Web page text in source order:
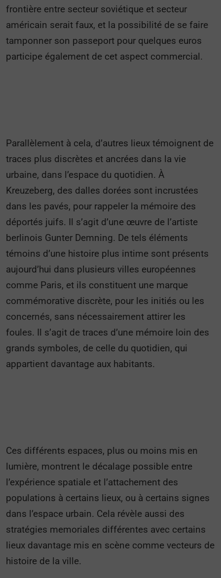
frontière entre secteur soviétique et secteur
américain serait faux, et la possibilité de se faire
tamponner son passeport pour quelques euros
participe également de cet aspect commercial.
Parallèlement à cela, d’autres lieux témoignent de
traces plus discrètes et ancrées dans la vie
urbaine, dans l’espace du quotidien. À
Kreuzeberg, des dalles dorées sont incrustées
dans les pavés, pour rappeler la mémoire des
déportés juifs. Il s’agit d’une œuvre de l’artiste
berlinois Gunter Demning. De tels éléments
témoins d’une histoire plus intime sont présents
aujourd’hui dans plusieurs villes européennes
comme Paris, et ils constituent une marque
commémorative discrète, pour les initiés ou les
concernés, sans nécessairement attirer les
foules. Il s’agit de traces d’une mémoire loin des
grands symboles, de celle du quotidien, qui
appartient davantage aux habitants.
Ces différents espaces, plus ou moins mis en
lumière, montrent le décalage possible entre
l’expérience spatiale et l’attachement des
populations à certains lieux, ou à certains signes
dans l’espace urbain. Cela révèle aussi des
stratégies memoriales différentes avec certains
lieux davantage mis en scène comme vecteurs de
histoire de la ville.